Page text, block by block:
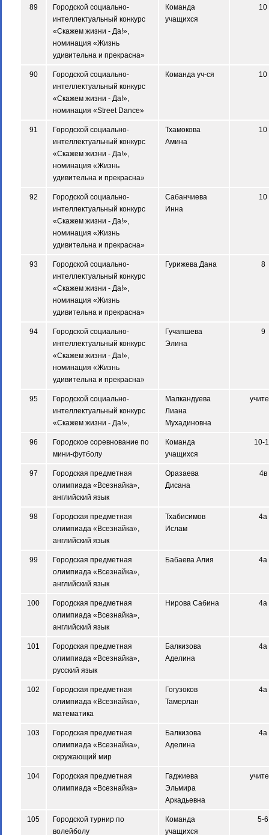
89
Городской социально-
интеллектуальный конкурс
«Скажем жизни - Да!»,
номинация «Жизнь
удивительна и прекрасна»
Команда
учащихся
10
90
Городской социально-
интеллектуальный конкурс
«Скажем жизни - Да!»,
номинация «Street Dance»
Команда уч-ся 10
91
Городской социально-
интеллектуальный конкурс
«Скажем жизни - Да!»,
номинация «Жизнь
удивительна и прекрасна»
Тхамокова
Амина
10
92
Городской социально-
интеллектуальный конкурс
«Скажем жизни - Да!»,
номинация «Жизнь
удивительна и прекрасна»
Сабанчиева
Инна
10
93
Городской социально-
интеллектуальный конкурс
«Скажем жизни - Да!»,
номинация «Жизнь
удивительна и прекрасна»
Гурижева Дана 8
94
Городской социально-
интеллектуальный конкурс
«Скажем жизни - Да!»,
номинация «Жизнь
удивительна и прекрасна»
Гучапшева
Элина
9
95
Городской социально-
интеллектуальный конкурс
«Скажем жизни - Да!»,
Малкандуева
Лиана
Мухадиновна
96
Городское соревнование по
мини-футболу
Команда
учащихся
10-
97
Городская предметная
олимпиада «Всезнайка»,
английский язык
Оразаева
Дисана
4в
98
Городская предметная
олимпиада «Всезнайка»,
английский язык
Тхабисимов
Ислам
4а
99
Городская предметная
олимпиада «Всезнайка»,
английский язык
Бабаева Алия 4а
100
Городская предметная
олимпиада «Всезнайка»,
английский язык
Нирова Сабина 4а
101
Городская предметная
олимпиада «Всезнайка»,
русский язык
Балкизова
Аделина
4а
102
Городская предметная
олимпиада «Всезнайка»,
математика
Гогузоков
Тамерлан
4а
103
Городская предметная
олимпиада «Всезнайка»,
окружающий мир
Балкизова
Аделина
4а
104
Городская предметная
олимпиада «Всезнайка»
Гаджиева
Эльмира
Аркадьевна
105
Городской турнир по
волейболу
Команда
учащихся
5-6